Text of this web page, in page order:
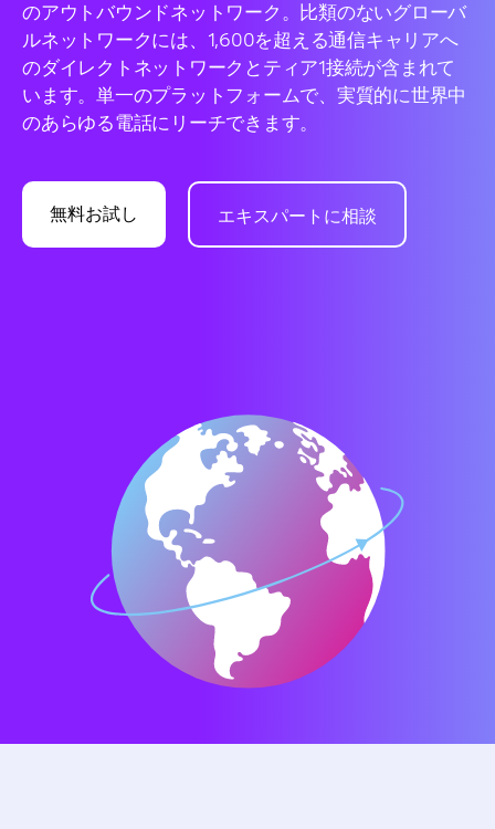
のアウトバウンドネットワーク。比類のないグローバ
ルネットワークには、1,600を超える通信キャリアへ
のダイレクトネットワークとティア1接続が含まれて
います。単一のプラットフォームで、実質的に世界中
のあらゆる電話にリーチできます。
無料お試し エキスパートに相談